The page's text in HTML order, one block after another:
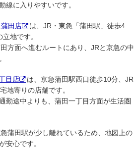
線に入りやすいです。
田店
は、JR・東急「蒲田駅」徒歩4
地です。
方面へ進むルートにあり、JRと京急の中
目店
は、京急蒲田駅西口徒歩10分、JR
地寄りの店舗です。
勤途中よりも、蒲田一丁目方面が生活圏
蒲田駅が少し離れているため、地図上の
安心です。